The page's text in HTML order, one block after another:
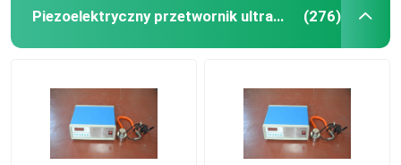
Piezoelektryczny przetwornik ultradźwiękowy (276)